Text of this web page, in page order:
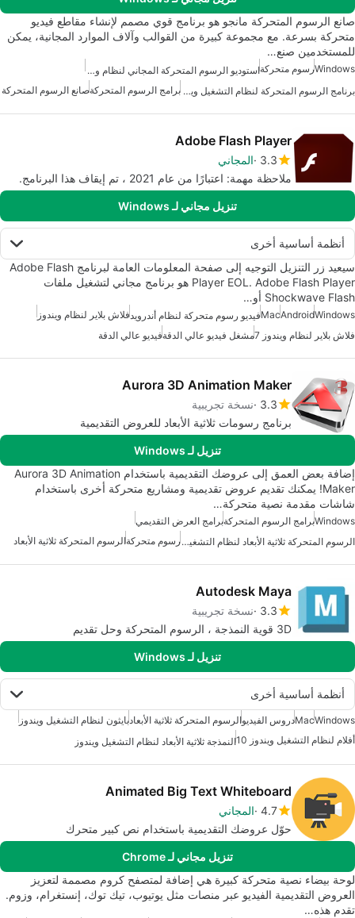
صانع الرسوم المتحركة مانجو هو برنامج قوي مصمم لإنشاء مقاطع فيديو
متحركة بسرعة. مع مجموعة كبيرة من القوالب وآلاف الموارد المجانية، يمكن
للمستخدمين صنع…
Windowsرسوم متحركة
استوديو الرسوم المتحركة المجاني لنظام ويندوز
برنامج الرسوم المتحركة لنظام التشغيل ويندوز برامج الرسوم المتحركةصانع الرسوم المتحركة
Adobe Flash Player
3.3 المجاني
ملاحظة مهمة: اعتبارًا من عام 2021 ، تم إيقاف هذا البرنامج.
تنزيل مجاني لـ Windows
أنظمة أساسية أخرى
سيعيد زر التنزيل التوجيه إلى صفحة المعلومات العامة لبرنامج Adobe Flash
Player EOL. Adobe Flash Player هو برنامج مجاني لتشغيل ملفات
Shockwave Flash أو…
Windows
Android
Macفيديو رسوم متحركة لنظام أندرويدفلاش بلاير لنظام ويندوز
فلاش بلاير لنظام ويندوز 7
مشغل فيديو عالي الدقةفيديو عالي الدقة
Aurora 3D Animation Maker
3.3 نسخة تجريبية
برنامج رسومات ثلاثية الأبعاد للعروض التقديمية
تنزيل لـ Windows
إضافة بعض العمق إلى عروضك التقديمية باستخدام Aurora 3D Animation
Maker! يمكنك تقديم عروض تقديمية ومشاريع متحركة أخرى باستخدام
شاشات مقدمة نصية متحركة…
Windowsبرامج الرسوم المتحركةبرامج العرض التقديمي
الرسوم المتحركة ثلاثية الأبعاد لنظام التشغيل ويندوزرسوم متحركةالرسوم المتحركة ثلاثية الأبعاد
Autodesk Maya
3.3 نسخة تجريبية
3D قوية النمذجة ، الرسوم المتحركة وحل تقديم
تنزيل لـ Windows
أنظمة أساسية أخرى
Windows
Macدروس الفيديوالرسوم المتحركة ثلاثية الأبعادبايثون لنظام التشغيل ويندوز
أفلام لنظام التشغيل ويندوز 10
النمذجة ثلاثية الأبعاد لنظام التشغيل ويندوز
Animated Big Text Whiteboard
4.7 المجاني
حوّل عروضك التقديمية باستخدام نص كبير متحرك
تنزيل مجاني لـ Chrome
لوحة بيضاء نصية متحركة كبيرة هي إضافة لمتصفح كروم مصممة لتعزيز
العروض التقديمية الفيديو عبر منصات مثل يوتيوب، تيك توك، إنستغرام، وزوم.
تقدم هذه…